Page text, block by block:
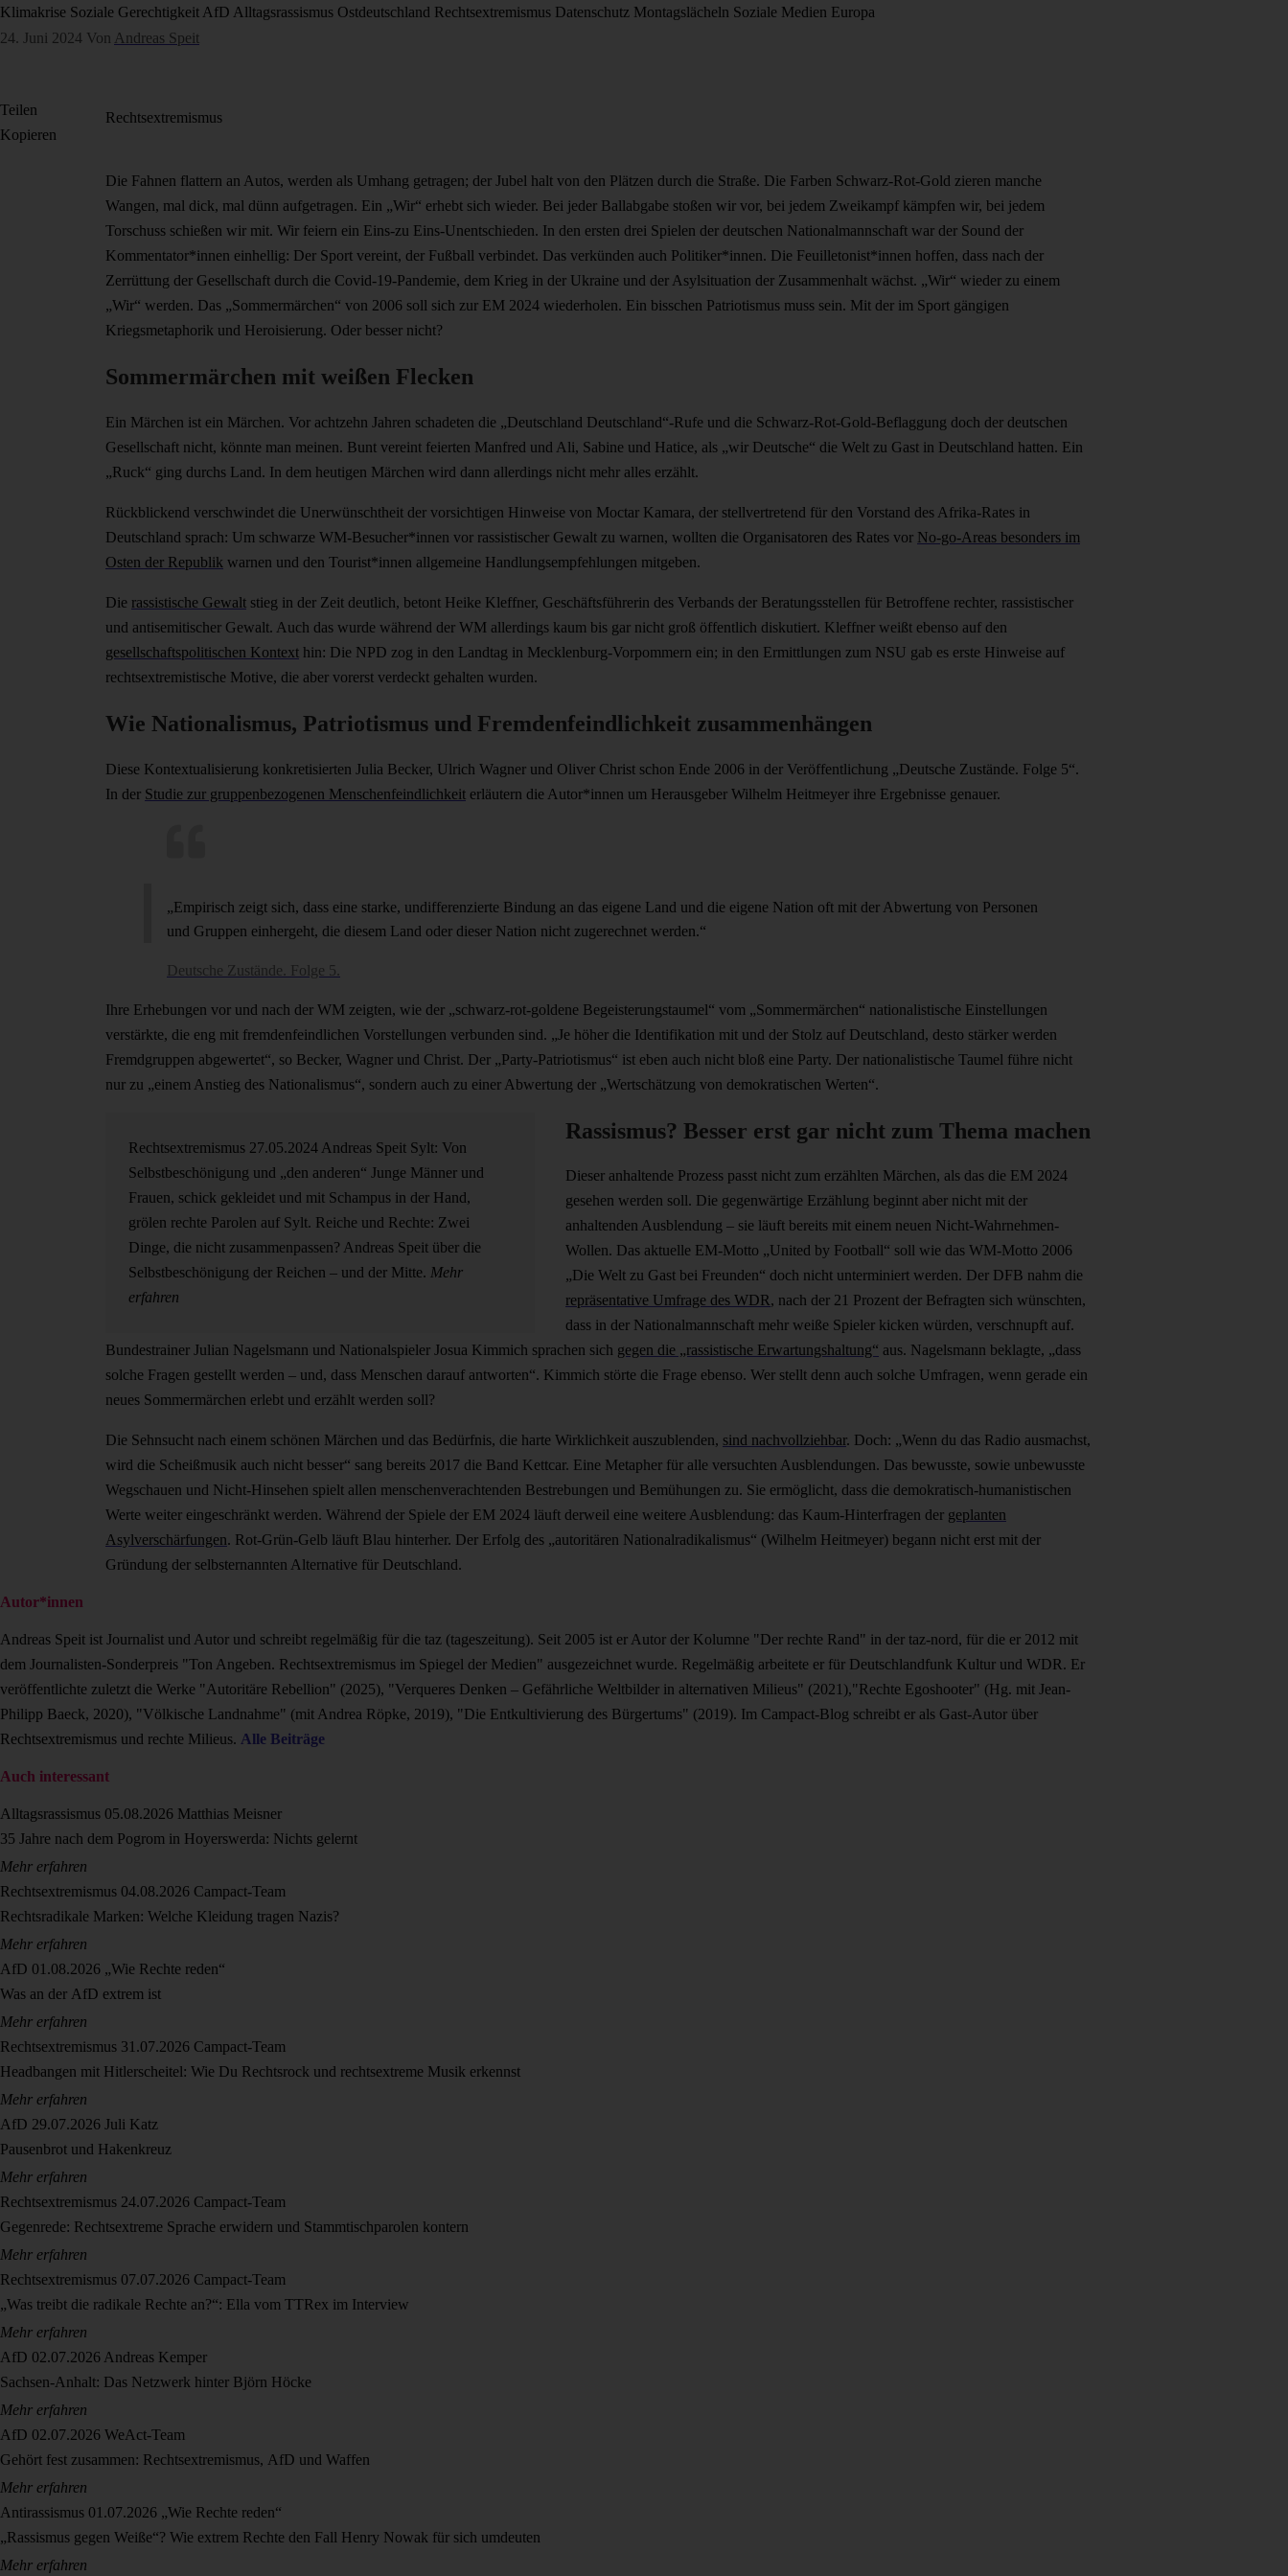
Klimakrise Soziale Gerechtigkeit AfD Alltagsrassismus Ostdeutschland Rechtsextremismus Datenschutz Montagslächeln Soziale Medien Europa
24. Juni 2024 Von Andreas Speit
Rechtsextremismus
Die Fahnen flattern an Autos, werden als Umhang getragen; der Jubel halt von den Plätzen durch die Straße. Die Farben Schwarz-Rot-Gold zieren manche
Wangen, mal dick, mal dünn aufgetragen. Ein „Wir“ erhebt sich wieder. Bei jeder Ballabgabe stoßen wir vor, bei jedem Zweikampf kämpfen wir, bei jedem
Torschuss schießen wir mit. Wir feiern ein Eins-zu Eins-Unentschieden. In den ersten drei Spielen der deutschen Nationalmannschaft war der Sound der
Kommentator*innen einhellig: Der Sport vereint, der Fußball verbindet. Das verkünden auch Politiker*innen. Die Feuilletonist*innen hoffen, dass nach der
Zerrüttung der Gesellschaft durch die Covid-19-Pandemie, dem Krieg in der Ukraine und der Asylsituation der Zusammenhalt wächst. „Wir“ wieder zu einem
„Wir“ werden. Das „Sommermärchen“ von 2006 soll sich zur EM 2024 wiederholen. Ein bisschen Patriotismus muss sein. Mit der im Sport gängigen
Kriegsmetaphorik und Heroisierung. Oder besser nicht?
Sommermärchen mit weißen Flecken
Ein Märchen ist ein Märchen. Vor achtzehn Jahren schadeten die „Deutschland Deutschland“-Rufe und die Schwarz-Rot-Gold-Beflaggung doch der deutschen
Gesellschaft nicht, könnte man meinen. Bunt vereint feierten Manfred und Ali, Sabine und Hatice, als „wir Deutsche“ die Welt zu Gast in Deutschland hatten. Ein
„Ruck“ ging durchs Land. In dem heutigen Märchen wird dann allerdings nicht mehr alles erzählt.
Rückblickend verschwindet die Unerwünschtheit der vorsichtigen Hinweise von Moctar Kamara, der stellvertretend für den Vorstand des Afrika-Rates in
Deutschland sprach: Um schwarze WM-Besucher*innen vor rassistischer Gewalt zu warnen, wollten die Organisatoren des Rates vor No-go-Areas besonders im
Osten der Republik warnen und den Tou­ris­t*in­nen allgemeine Handlungsempfehlungen mitgeben.
Die rassistische Gewalt stieg in der Zeit deutlich, betont Heike Kleffner, Geschäftsführerin des Verbands der Beratungsstellen für Betroffene rechter, rassistischer
und antisemitischer Gewalt. Auch das wurde während der WM allerdings kaum bis gar nicht groß öffentlich diskutiert. Kleffner weißt ebenso auf den
gesellschaftspolitischen Kontext hin: Die NPD zog in den Landtag in Mecklenburg-Vorpommern ein; in den Ermittlungen zum NSU gab es erste Hinweise auf
rechtsextremistische Motive, die aber vorerst verdeckt gehalten wurden.
Wie Nationalismus, Patriotismus und Fremdenfeindlichkeit zusammenhängen
Diese Kontextualisierung konkretisierten Julia Becker, Ulrich Wagner und Oliver Christ schon Ende 2006 in der Veröffentlichung „Deutsche Zustände. Folge 5“.
In der Studie zur gruppenbezogenen Menschenfeindlichkeit erläutern die Autor*innen um Herausgeber Wilhelm Heitmeyer ihre Ergebnisse genauer.
„Empirisch zeigt sich, dass eine starke, undifferenzierte Bindung an das eigene Land und die eigene Nation oft mit der Abwertung von Personen
und Gruppen einhergeht, die diesem Land oder dieser Nation nicht zugerechnet werden.“
Deutsche Zustände. Folge 5.
Ihre Erhebungen vor und nach der WM zeigten, wie der „schwarz-rot-goldene Begeisterungstaumel“ vom „Sommermärchen“ nationalistische Einstellungen
verstärkte, die eng mit fremdenfeindlichen Vorstellungen verbunden sind. „Je höher die Identifikation mit und der Stolz auf Deutschland, desto stärker werden
Fremdgruppen abgewertet“, so Becker, Wagner und Christ. Der „Party-Patriotismus“ ist eben auch nicht bloß eine Party. Der nationalistische Taumel führe nicht
nur zu „einem Anstieg des Nationalismus“, sondern auch zu einer Abwertung der „Wertschätzung von demokratischen Werten“.
Rechtsextremismus 27.05.2024 Andreas Speit Sylt: Von
Selbstbeschönigung und „den anderen“ Junge Männer und
Frauen, schick gekleidet und mit Schampus in der Hand,
grölen rechte Parolen auf Sylt. Reiche und Rechte: Zwei
Dinge, die nicht zusammenpassen? Andreas Speit über die
Selbstbeschönigung der Reichen – und der Mitte. Mehr
erfahren
Rassismus? Besser erst gar nicht zum Thema machen
Dieser anhaltende Prozess passt nicht zum erzählten Märchen, als das die EM 2024
gesehen werden soll. Die gegenwärtige Erzählung beginnt aber nicht mit der
anhaltenden Ausblendung – sie läuft bereits mit einem neuen Nicht-Wahrnehmen-
Wollen. Das aktuelle EM-Motto „United by Football“ soll wie das WM-Motto 2006
„Die Welt zu Gast bei Freunden“ doch nicht unterminiert werden. Der DFB nahm die
repräsentative Umfrage des WDR, nach der 21 Prozent der Befragten sich wünschten,
dass in der Nationalmannschaft mehr weiße Spieler kicken würden, verschnupft auf.
Bundestrainer Julian Nagelsmann und Nationalspieler Josua Kimmich sprachen sich gegen die „rassistische Erwartungshaltung“ aus. Nagelsmann beklagte, „dass
solche Fragen gestellt werden – und, dass Menschen darauf antworten“. Kimmich störte die Frage ebenso. Wer stellt denn auch solche Umfragen, wenn gerade ein
neues Sommermärchen erlebt und erzählt werden soll?
Die Sehnsucht nach einem schönen Märchen und das Bedürfnis, die harte Wirklichkeit auszublenden, sind nachvollziehbar. Doch: „Wenn du das Radio ausmachst,
wird die Scheißmusik auch nicht besser“ sang bereits 2017 die Band Kettcar. Eine Metapher für alle versuchten Ausblendungen. Das bewusste, sowie unbewusste
Wegschauen und Nicht-Hinsehen spielt allen menschenverachtenden Bestrebungen und Bemühungen zu. Sie ermöglicht, dass die demokratisch-humanistischen
Werte weiter eingeschränkt werden. Während der Spiele der EM 2024 läuft derweil eine weitere Ausblendung: das Kaum-Hinterfragen der geplanten
Asylverschärfungen. Rot-Grün-Gelb läuft Blau hinterher. Der Erfolg des „autoritären Nationalradikalismus“ (Wilhelm Heitmeyer) begann nicht erst mit der
Gründung der selbsternannten Alternative für Deutschland.
Teilen
Kopieren
Autor*innen
Andreas Speit ist Journalist und Autor und schreibt regelmäßig für die taz (tageszeitung). Seit 2005 ist er Autor der Kolumne "Der rechte Rand" in der taz-nord, für die er 2012 mit
dem Journalisten-Sonderpreis "Ton Angeben. Rechtsextremismus im Spiegel der Medien" ausgezeichnet wurde. Regelmäßig arbeitete er für Deutschlandfunk Kultur und WDR. Er
veröffentlichte zuletzt die Werke "Autoritäre Rebellion" (2025), "Verqueres Denken – Gefährliche Weltbilder in alternativen Milieus" (2021),"Rechte Egoshooter" (Hg. mit Jean-
Philipp Baeck, 2020), "Völkische Landnahme" (mit Andrea Röpke, 2019), "Die Entkultivierung des Bürgertums" (2019). Im Campact-Blog schreibt er als Gast-Autor über
Rechtsextremismus und rechte Milieus. Alle Beiträge
Auch interessant
Alltagsrassismus 05.08.2026 Matthias Meisner
35 Jahre nach dem Pogrom in Hoyerswerda: Nichts gelernt
Mehr erfahren
Rechtsextremismus 04.08.2026 Campact-Team
Rechtsradikale Marken: Welche Kleidung tragen Nazis?
Mehr erfahren
AfD 01.08.2026 „Wie Rechte reden“
Was an der AfD extrem ist
Mehr erfahren
Rechtsextremismus 31.07.2026 Campact-Team
Headbangen mit Hitlerscheitel: Wie Du Rechtsrock und rechtsextreme Musik erkennst
Mehr erfahren
AfD 29.07.2026 Juli Katz
Pausenbrot und Hakenkreuz
Mehr erfahren
Rechtsextremismus 24.07.2026 Campact-Team
Gegenrede: Rechtsextreme Sprache erwidern und Stammtischparolen kontern
Mehr erfahren
Rechtsextremismus 07.07.2026 Campact-Team
„Was treibt die radikale Rechte an?“: Ella vom TTRex im Interview
Mehr erfahren
AfD 02.07.2026 Andreas Kemper
Sachsen-Anhalt: Das Netzwerk hinter Björn Höcke
Mehr erfahren
AfD 02.07.2026 WeAct-Team
Gehört fest zusammen: Rechtsextremismus, AfD und Waffen
Mehr erfahren
Antirassismus 01.07.2026 „Wie Rechte reden“
„Rassismus gegen Weiße“? Wie extrem Rechte den Fall Henry Nowak für sich umdeuten
Mehr erfahren